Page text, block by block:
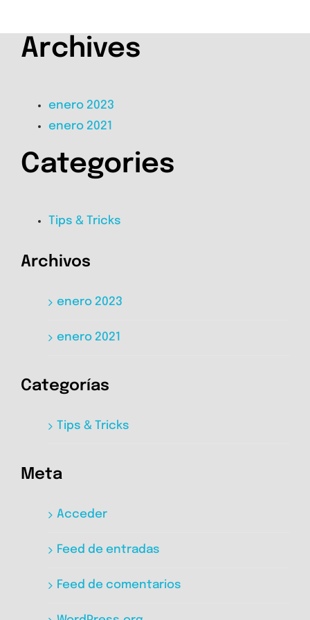
Archives
enero 2023
enero 2021
Categories
Tips & Tricks
Archivos
enero 2023
enero 2021
Categorías
Tips & Tricks
Meta
Acceder
Feed de entradas
Feed de comentarios